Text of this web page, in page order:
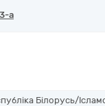
a
Білорусь/